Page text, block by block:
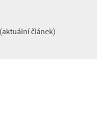
článek)